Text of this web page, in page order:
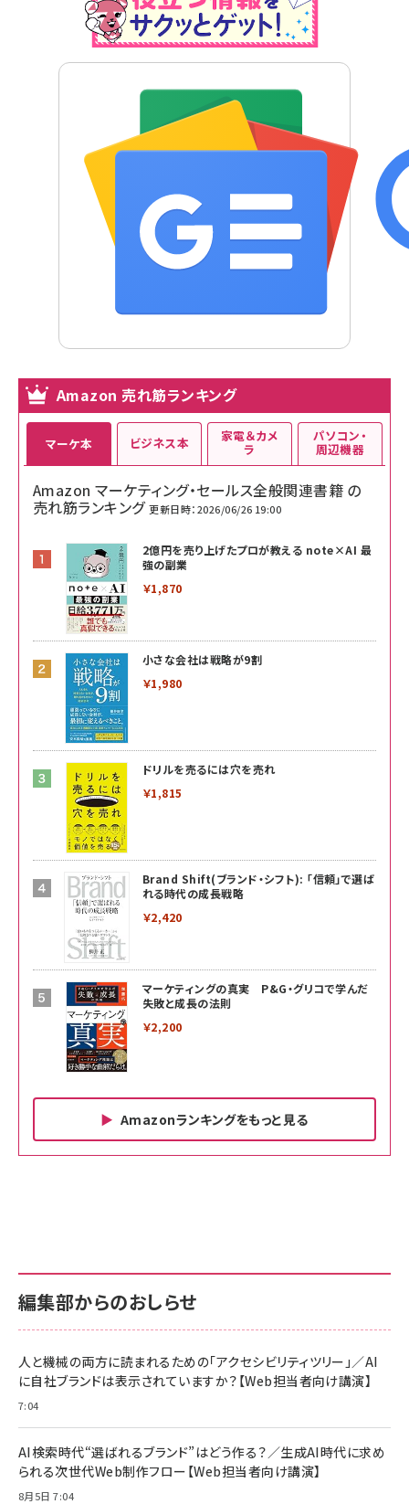
Amazon 売れ筋ランキング
マーケ本
Amazon マーケティング・セールス全般関連書籍 の
売れ筋ランキング 更新日時：2026/06/26 19:00
2億円を売り上げたプロが教える note×AI 最
強の副業
￥1,870
小さな会社は戦略が9割
￥1,980
ドリルを売るには穴を売れ
￥1,815
Brand Shift(ブランド・シフト): 「信頼」で選ば
れる時代の成長戦略
￥2,420
マーケティングの真実 P&G・グリコで学んだ
失敗と成長の法則
￥2,200
Amazonランキングをもっと見る
ビジネス本
￥880
anan(アンアン)2026/06/24号 No.2500増
刊 スペシャルエディション[王道エンタメの矜
￥1,100
No.2502[2026年後半、あなたの恋と運命／山
￥880
家電＆カメ
ラ
内サポート正規品 メーカー保証5年
KLMEA128G
NIMASO ガラスフィルム iPhone 17 用 保護
止 貼りやすい ガイド枠付き いPhone17 (6.3
インチ) 対応 2枚セット DSP25F1698
￥1,599
【New】Amazon Fire TV Stick HD | 手軽に
ディアプレイヤー
￥6,980
パソコン・
周辺機器
内サポート正規品 メーカー保証5年
KLMEA128G
Amazon eギフトカード - Amazonロゴ - ク
￥5,000
C ケーブル Anker絡まないケーブル 240W 結
iPhone 17 / 16 / 15 / Galaxy iPad Pro
MacBook Pro/Air 各種対応 (1.8m ミッドナ
イトブラック)
￥1,890
編集部からのおしらせ
人と機械の両方に読まれるための「アクセシビリティツリー」／AI
に自社ブランドは表示されていますか？【Web担当者向け講演】
7:04
AI検索時代“選ばれるブランド”はどう作る？／生成AI時代に求め
られる次世代Web制作フロー【Web担当者向け講演】
8月5日 7:04